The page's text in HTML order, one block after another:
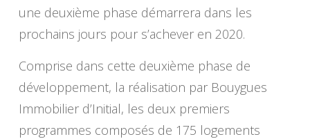
une deuxième phase démarrera dans les
prochains jours pour s’achever en 2020.
Comprise dans cette deuxième phase de
développement, la réalisation par Bouygues
Immobilier d’Initial, les deux premiers
programmes composés de 175 logements